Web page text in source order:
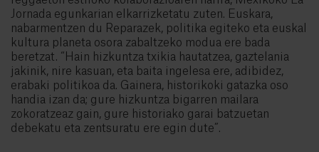
Jornada egunkarian elkarrizketatu zuten. Euskara,
nabarmentzen du Reparazek, politika egiteko eta euskal
kultura planeta osora zabaltzeko modua ere bada
beretzat. “Hain hizkuntza txikia hautatzea, gaztelania
jakinik, nire kasuan, eta baita ingelesa ere, adibidez,
erabaki politikoa da. Gainera, historikoki gatazka oso
handia izan da; gure hizkuntza bigarren mailara
zokoratzeaz gain, gure historiako garai batzuetan
debekatu eta zentsuratu ere egin dute”.